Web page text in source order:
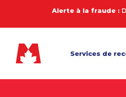
Alerte à la fraude :
Services de